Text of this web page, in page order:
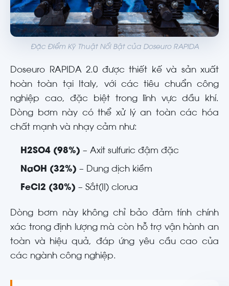
Đặc Điểm Kỹ Thuật Nổi Bật của Doseuro RAPIDA
Doseuro RAPIDA 2.0 được thiết kế và sản xuất
hoàn toàn tại Italy, với các tiêu chuẩn công
nghiệp cao, đặc biệt trong lĩnh vực dầu khí.
Dòng bơm này có thể xử lý an toàn các hóa
chất mạnh và nhạy cảm như:
H2SO4 (98%) – Axit sulfuric đậm đặc
NaOH (32%) – Dung dịch kiềm
FeCl2 (30%) – Sắt(II) clorua
Dòng bơm này không chỉ bảo đảm tính chính
xác trong định lượng mà còn hỗ trợ vận hành an
toàn và hiệu quả, đáp ứng yêu cầu cao của
các ngành công nghiệp.